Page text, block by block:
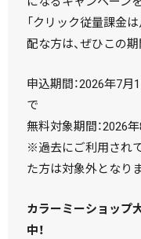
「クリック従量課金
配な方は、ぜひこの
申込期間：2026年7月1
で
無料対象期間：2026
※過去にご利用され
た方は対象外となりま
カラーミーショップ
中！